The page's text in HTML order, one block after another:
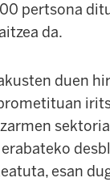
pertsona
da.
duen
esan